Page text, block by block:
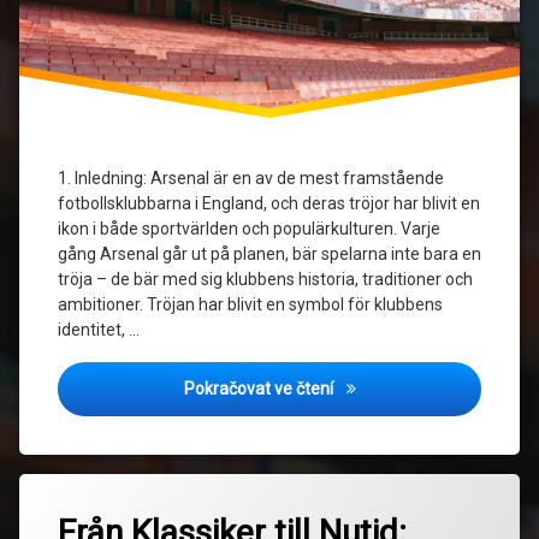
1. Inledning: Arsenal är en av de mest framstående
fotbollsklubbarna i England, och deras tröjor har blivit en
ikon i både sportvärlden och populärkulturen. Varje
gång Arsenal går ut på planen, bär spelarna inte bara en
tröja – de bär med sig klubbens historia, traditioner och
ambitioner. Tröjan har blivit en symbol för klubbens
identitet, …
Pokračovat ve čteníDen Osynliga Kopplingen:
Tröjdesign
komentář